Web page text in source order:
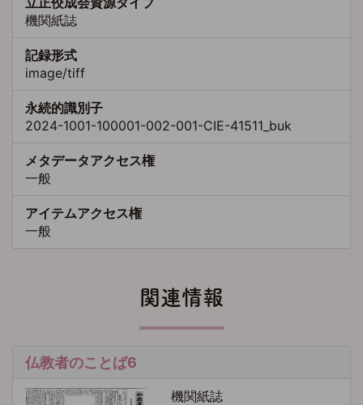
機関紙誌
記録形式
image/tiff
永続的識別子
2024-1001-100001-002-001-CIE-41511_buk
メタデータアクセス権
一般
アイテムアクセス権
一般
関連情報
仏教者のことば6
機関紙誌